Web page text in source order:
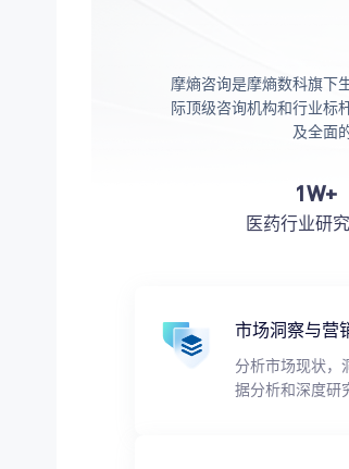
摩熵咨询是摩熵数科旗下
际顶级咨询机构和行业标
及全面
1W+
医药行业研
市场洞察与营
分析市场现状，
据分析和深度研